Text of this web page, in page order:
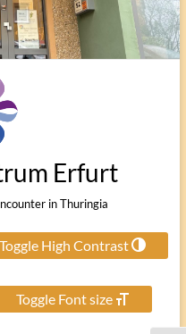
Erfurt
in Thuringia
Toggle High Contrast
Toggle Font size